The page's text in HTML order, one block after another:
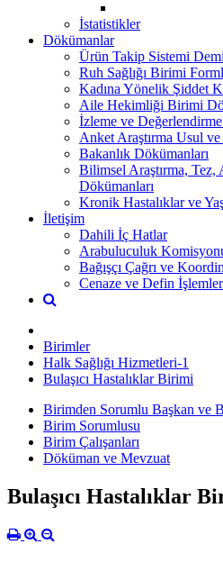
İstatistikler
Dökümanlar
Ürün Takip Sistemi
Ruh Sağlığı Birimi
Kadına Yönelik Şiddet
Aile Hekimliği Birimi
İzleme ve
Anket Araştırma Usul ve
Bakanlık Dökümanları
Bilimsel Araştırma, Tez,
Dökümanları
Kronik Hastalıklar ve
İletişim
Dahili İç Hatlar
Arabuluculuk
Bağışçı Çağrı ve
Cenaze ve Defin
Birimler
Halk Sağlığı Hizmetleri-1
Bulaşıcı Hastalıklar Birimi
Birimden Sorumlu Başkan ve
Birim Sorumlusu
Birim Çalışanları
Döküman ve Mevzuat
Bulaşıcı Hastalıklar